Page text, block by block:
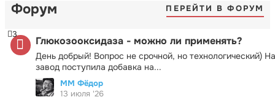
Форум ПЕРЕЙТИ В ФОРУМ
Глюкозооксидаза - можно ли применять?
День добрый! Вопрос не срочной, но технологический) На
завод поступила добавка на...
3
ММ Фёдор
13 июля '26